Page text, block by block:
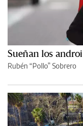
Sueñan los
Rubén “Pollo” Sobrero